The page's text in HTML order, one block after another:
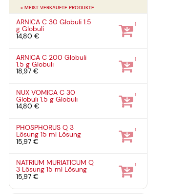
» MEIST VERKAUFTE PRODUKTE
ARNICA C 30 Globuli1.5
gGlobuli
14,80 €
1
ARNICA C 200 Globuli
1.5 gGlobuli
18,97 €
1
NUX VOMICA C 30
Globuli1.5 gGlobuli
14,80 €
1
PHOSPHORUS Q 3
Lösung15 ml Lösung
15,97 €
1
NATRIUM MURIATICUM Q
3 Lösung15 ml Lösung
15,97 €
1